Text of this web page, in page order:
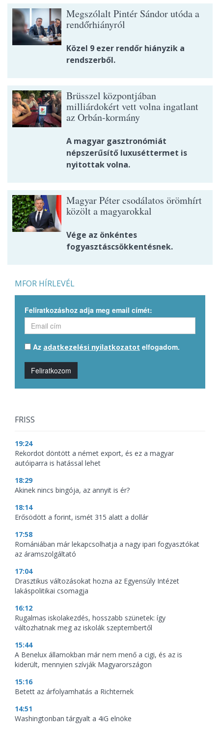
Megszólalt Pintér Sándor utóda a
rendőrhiányról
Közel 9 ezer rendőr hiányzik a
rendszerből.
Brüsszel központjában
milliárdokért vett volna ingatlant
az Orbán-kormány
A magyar gasztronómiát
népszerűsítő luxuséttermet is
nyitottak volna.
Magyar Péter csodálatos örömhírt
közölt a magyarokkal
Vége az önkéntes
fogyasztáscsökkentésnek.
MFOR HÍRLEVÉL
Feliratkozáshoz adja meg email címét:
Az adatkezelési nyilatkozatot elfogadom.
Feliratkozom
FRISS
19:24
Rekordot döntött a német export, és ez a magyar
autóiparra is hatással lehet
18:29
Akinek nincs bingója, az annyit is ér?
18:14
Erősödött a forint, ismét 315 alatt a dollár
17:58
Romániában már lekapcsolhatja a nagy ipari fogyasztókat
az áramszolgáltató
17:04
Drasztikus változásokat hozna az Egyensúly Intézet
lakáspolitikai csomagja
16:12
Rugalmas iskolakezdés, hosszabb szünetek: így
változhatnak meg az iskolák szeptembertől
15:44
A Benelux államokban már nem menő a cigi, és az is
kiderült, mennyien szívják Magyarországon
15:16
Betett az árfolyamhatás a Richternek
14:51
Washingtonban tárgyalt a 4iG elnöke